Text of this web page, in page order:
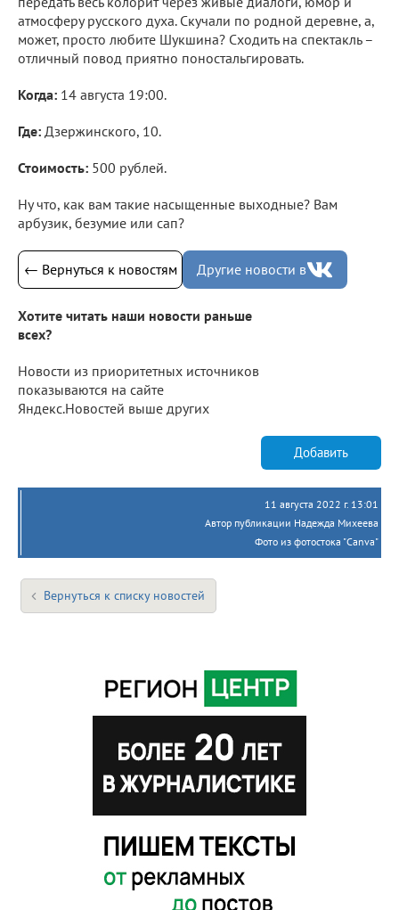
атмосферу русского духа. Скучали по родной деревне, а,
может, просто любите Шукшина? Сходить на спектакль –
отличный повод приятно поностальгировать.
Когда: 14 августа 19:00.
Где: Дзержинского, 10.
Стоимость: 500 рублей.
Ну что, как вам такие насыщенные выходные? Вам
арбузик, безумие или сап?
← Вернуться к новостям Другие новости в
Хотите читать наши новости раньше
всех?
Новости из приоритетных источников
показываются на сайте
Яндекс.Новостей выше других
Добавить
11 августа 2022 г. 13:01
Автор публикации Надежда Михеева
Фото из фотостока "Canva"
Вернуться к списку новостей